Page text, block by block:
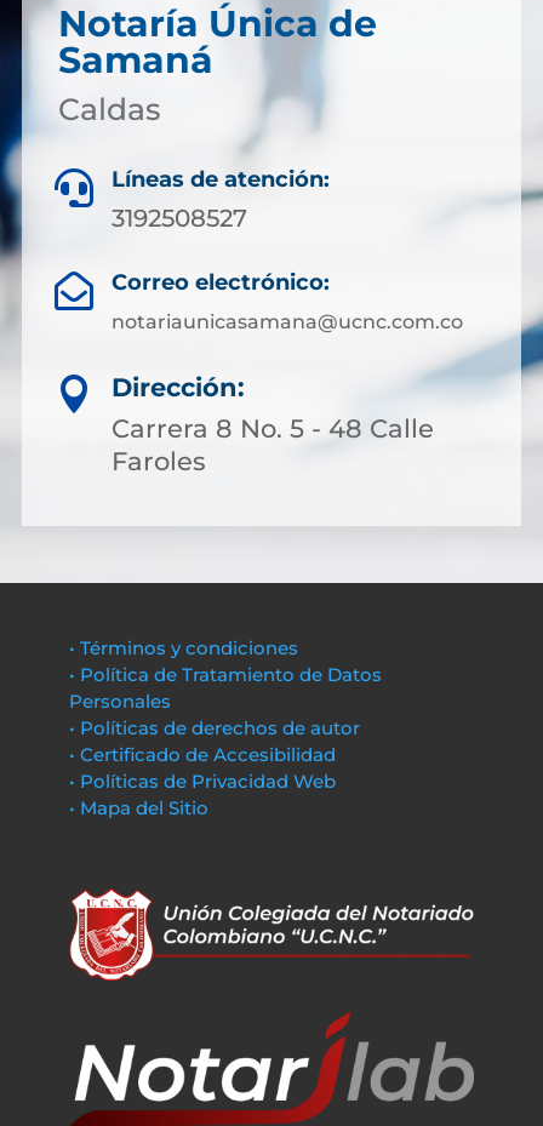
Notaría Única de
Samaná
Caldas
 Líneas de atención:
3192508527
 Correo electrónico:
notariaunicasamana@ucnc.com.co

Dirección:
Carrera 8 No. 5 - 48 Calle
Faroles
• Términos y condiciones
• Política de Tratamiento de Datos
Personales
• Políticas de derechos de autor
• Certificado de Accesibilidad
• Políticas de Privacidad Web
• Mapa del Sitio